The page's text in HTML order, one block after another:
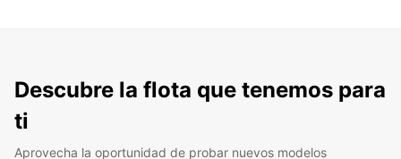
Descubre la flota que tenemos para
ti
Aprovecha la oportunidad de probar nuevos modelos